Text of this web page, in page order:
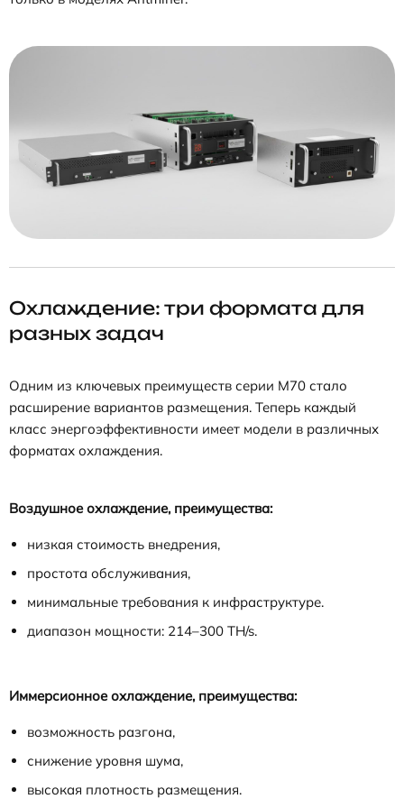
Охлаждение: три формата для
разных задач
Одним из ключевых преимуществ серии M70 стало
расширение вариантов размещения. Теперь каждый
класс энергоэффективности имеет модели в различных
форматах охлаждения.
Воздушное охлаждение, преимущества:
низкая стоимость внедрения,
простота обслуживания,
минимальные требования к инфраструктуре.
диапазон мощности: 214–300 TH/s.
Иммерсионное охлаждение, преимущества:
возможность разгона,
снижение уровня шума,
высокая плотность размещения.